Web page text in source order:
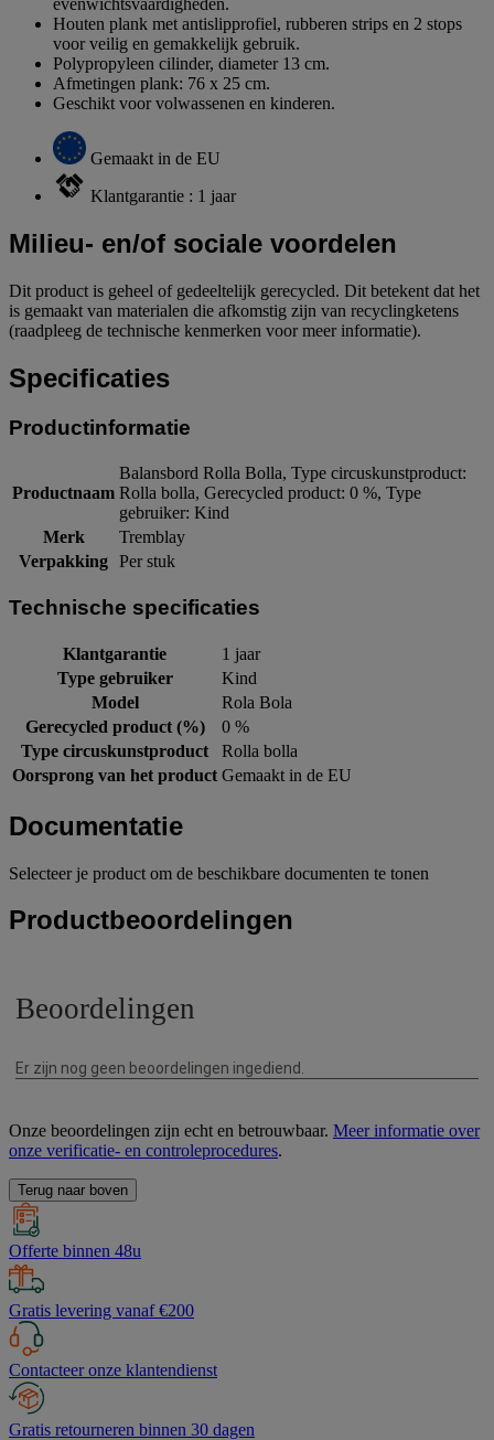
evenwichtsvaardigheden.
Houten plank met antislipprofiel, rubberen strips en 2 stops
voor veilig en gemakkelijk gebruik.
Polypropyleen cilinder, diameter 13 cm.
Afmetingen plank: 76 x 25 cm.
Geschikt voor volwassenen en kinderen.
Gemaakt in de EU
Klantgarantie : 1 jaar
Milieu- en/of sociale voordelen
Dit product is geheel of gedeeltelijk gerecycled. Dit betekent dat het
is gemaakt van materialen die afkomstig zijn van recyclingketens
(raadpleeg de technische kenmerken voor meer informatie).
Specificaties
Productinformatie
Productnaam
Balansbord Rolla Bolla, Type circuskunstproduct:
Rolla bolla, Gerecycled product: 0 %, Type
gebruiker: Kind
Merk
Tremblay
Verpakking Per stuk
Technische specificaties
Klantgarantie
1 jaar
Type gebruiker
Kind
Model
Rola Bola
Gerecycled product (%)
0 %
Type circuskunstproduct
Rolla bolla
Oorsprong van het product Gemaakt in de EU
Documentatie
Selecteer je product om de beschikbare documenten te tonen
Productbeoordelingen
Onze beoordelingen zijn echt en betrouwbaar. Meer informatie over
onze verificatie- en controleprocedures.
Terug naar boven
Offerte binnen 48u
Gratis levering vanaf €200
Contacteer onze klantendienst
Gratis retourneren binnen 30 dagen